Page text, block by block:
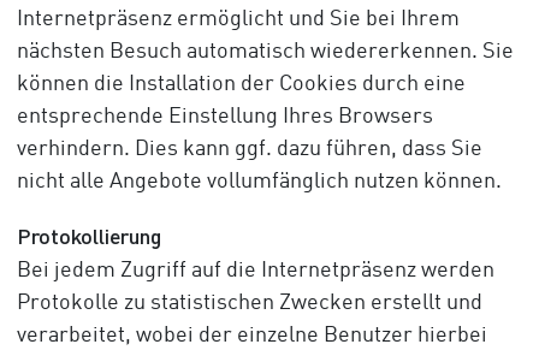
Internetpräsenz ermöglicht und Sie bei Ihrem
nächsten Besuch automatisch wiedererkennen. Sie
können die Installation der Cookies durch eine
entsprechende Einstellung Ihres Browsers
verhindern. Dies kann ggf. dazu führen, dass Sie
nicht alle Angebote vollumfänglich nutzen können.
Protokollierung
Bei jedem Zugriff auf die Internetpräsenz werden
Protokolle zu statistischen Zwecken erstellt und
verarbeitet, wobei der einzelne Benutzer hierbei